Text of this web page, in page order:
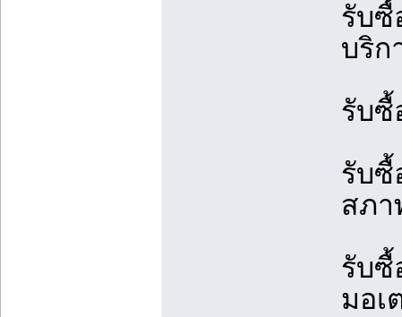
รับซื้
บริก
รับซื้
รับซื้
สภา
รับซื้
มอเ